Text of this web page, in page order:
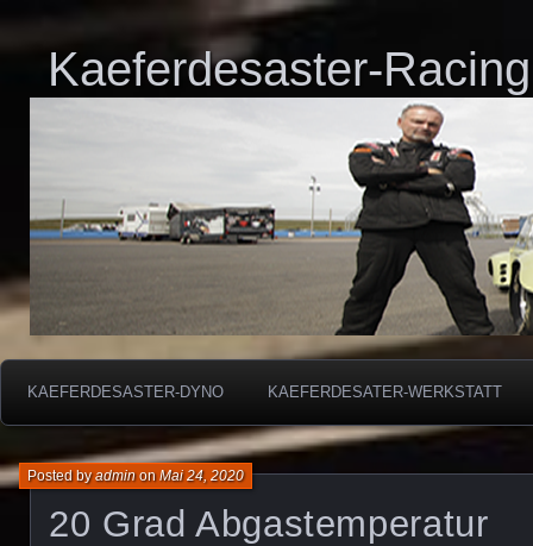
Kaeferdesaster-Racing
KAEFERDESASTER-DYNO KAEFERDESATER-WERKSTATT
20 Grad Abgastemperatur
Posted byadminonMai 24, 2020